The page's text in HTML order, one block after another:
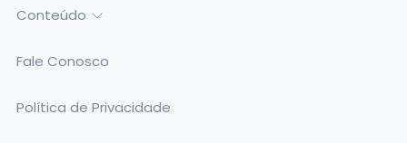
Conteúdo
Fale Conosco
Política de Privacidade